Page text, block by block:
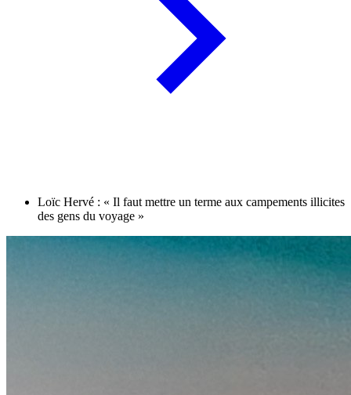
Loïc Hervé : « Il faut mettre un terme aux campements illicites
des gens du voyage »